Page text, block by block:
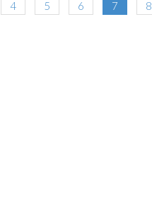
4 5 6 7 8